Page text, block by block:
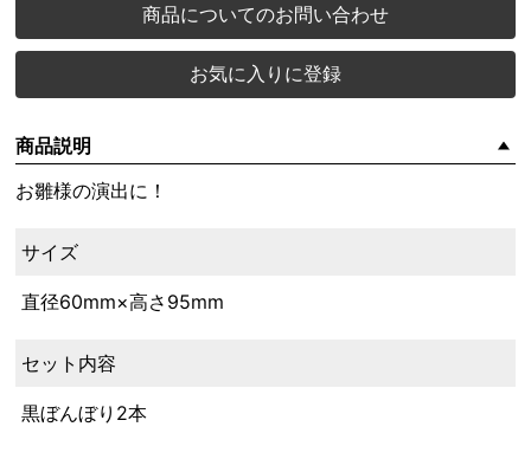
商品についてのお問い合わせ
お気に入りに登録
商品説明
お雛様の演出に！
サイズ
直径60mm×高さ95mm
セット内容
黒ぼんぼり2本